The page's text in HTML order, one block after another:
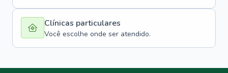
Clínicas particulares
Você escolhe onde ser atendido.